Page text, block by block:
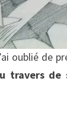
oublié de
de